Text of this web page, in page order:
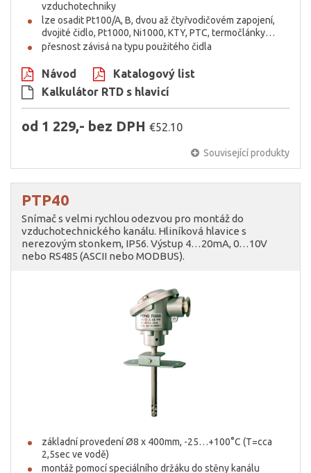
vzduchotechniky
lze osadit Pt100/A, B, dvou až čtyřvodičovém zapojení,
dvojité čidlo, Pt1000, Ni1000, KTY, PTC, termočlánky…
přesnost závisá na typu použitého čidla
Návod
Katalogový list
Kalkulátor RTD s hlavicí
od 1 229,- bez DPH €52.10
Související produkty
PTP40
Snímač s velmi rychlou odezvou pro montáž do
vzduchotechnického kanálu. Hliníková hlavice s
nerezovým stonkem, IP56. Výstup 4…20mA, 0…10V
nebo RS485 (ASCII nebo MODBUS).
základní provedení Ø8 x 400mm, -25…+100°C (T=cca
2,5sec ve vodě)
montáž pomocí speciálního držáku do stěny kanálu